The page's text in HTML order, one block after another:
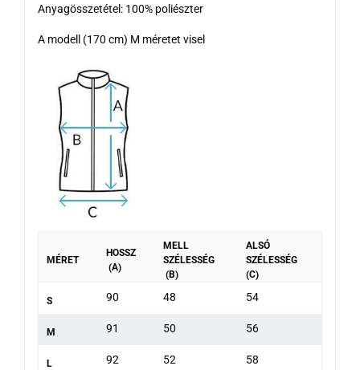
Anyagösszetétel: 100% poliészter
A modell (170 cm) M méretet visel
MÉRET
HOSSZ
(A)
MELL
SZÉLESSÉG
(B)
ALSÓ
SZÉLESSÉG
(C)
S 90 48 54
M 91 50 56
L 92 52 58